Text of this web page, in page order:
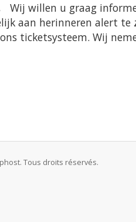
Wij willen u graag
aan herinneren alert
ticketsysteem. Wij
Tous droits réservés.